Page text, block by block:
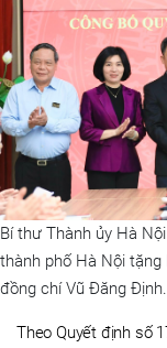
Bí thư Thành ủy Hà
thành phố Hà Nội
đồng chí Vũ Đăng
Theo Quyết định số